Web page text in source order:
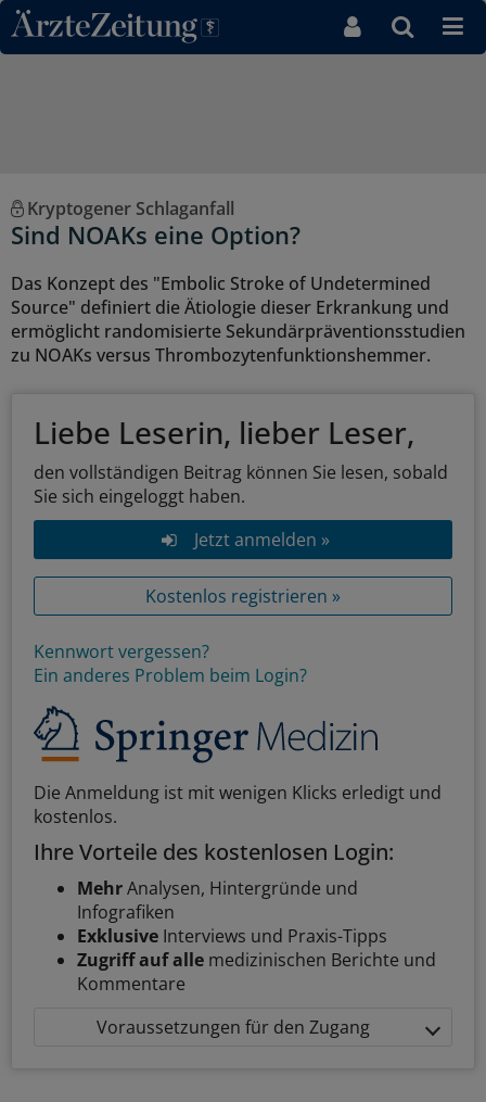
Direkt zum Inhaltsbereich
Kryptogener Schlaganfall
Sind NOAKs eine Option?
Das Konzept des "Embolic Stroke of Undetermined
Source" definiert die Ätiologie dieser Erkrankung und
ermöglicht randomisierte Sekundärpräventionsstudien
zu NOAKs versus Thrombozytenfunktionshemmer.
Liebe Leserin, lieber Leser,
den vollständigen Beitrag können Sie lesen, sobald
Sie sich eingeloggt haben.
Jetzt anmelden »
Kostenlos registrieren »
Kennwort vergessen?
Ein anderes Problem beim Login?
Die Anmeldung ist mit wenigen Klicks erledigt und
kostenlos.
Ihre Vorteile des kostenlosen Login:
MehrAnalysen, Hintergründe und
Infografiken
Exklusive Interviews und Praxis-Tipps
Zugriff auf alle medizinischen Berichte und
Kommentare
Voraussetzungen für den Zugang